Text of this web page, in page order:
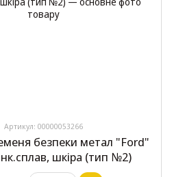
Артикул: 00000053266
безпеки метал "Ford"
шкіра (тип №2)